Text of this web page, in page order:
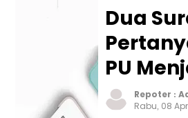
Dua
PU
Repoter :
Rabu, 08